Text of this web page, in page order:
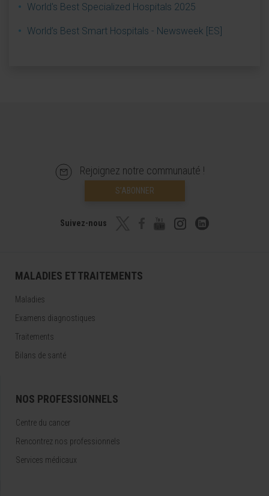
World's Best Specialized Hospitals 2025
World’s Best Smart Hospitals - Newsweek [ES]
Rejoignez notre communauté !
S’ABONNER
Suivez-nous
MALADIES ET TRAITEMENTS
Maladies
Examens diagnostiques
Traitements
Bilans de santé
NOS PROFESSIONNELS
Centre du cancer
Rencontrez nos professionnels
Services médicaux